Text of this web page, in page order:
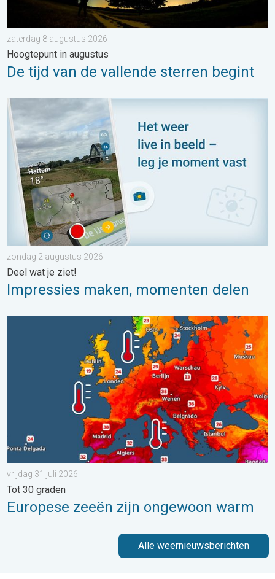
zaterdag 8 augustus 2026
Hoogtepunt in augustus
De tijd van de vallende sterren begint
Impressies maken, momenten delen. Deel wat je ziet!. . .
zondag 2 augustus 2026
Deel wat je ziet!
Impressies maken, momenten delen
Europese zeeën zijn ongewoon warm. Tot 30 graden. . .
vrijdag 31 juli 2026
Tot 30 graden
Europese zeeën zijn ongewoon warm
Alle weernieuwsberichten